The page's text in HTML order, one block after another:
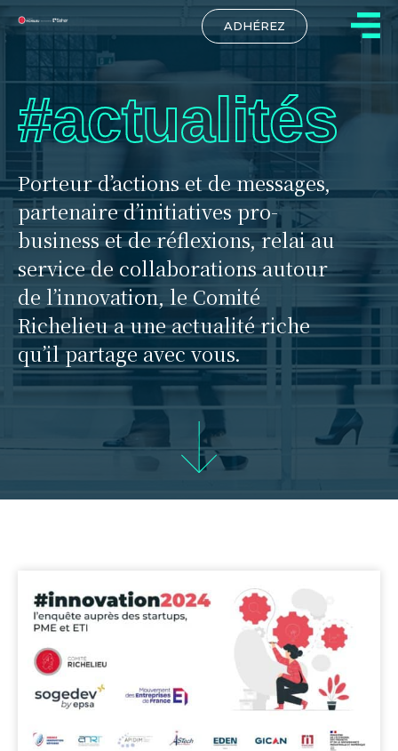
ADHÉREZ
#actualités
Porteur d’actions et de messages,
partenaire d’initiatives pro-
business et de réflexions, relai au
service de collaborations autour
de l’innovation, le Comité
Richelieu a une actualité riche
qu’il partage avec vous.